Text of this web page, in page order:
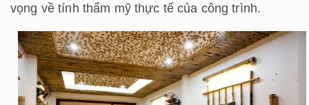
vọng về tính thẩm mỹ thực tế của công trình.